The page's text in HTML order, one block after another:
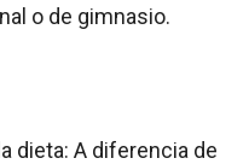
o de gimnasio.
dieta: A diferencia de